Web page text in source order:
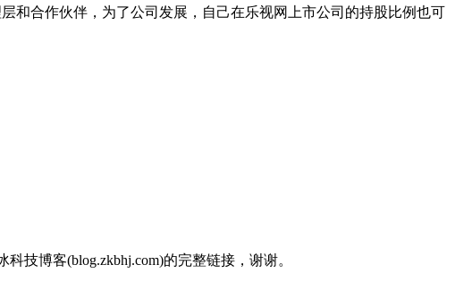
和合作伙伴，为了公司发展，自己在乐视网上市公司的持股比例也可
技博客(blog.zkbhj.com)的完整链接，谢谢。